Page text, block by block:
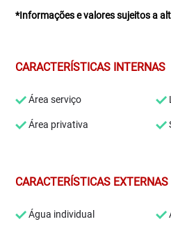
*Informações e valores sujeitos a
CARACTERÍSTICAS INTERNAS
Área serviço
Área privativa
CARACTERÍSTICAS EXTERNAS
Água individual